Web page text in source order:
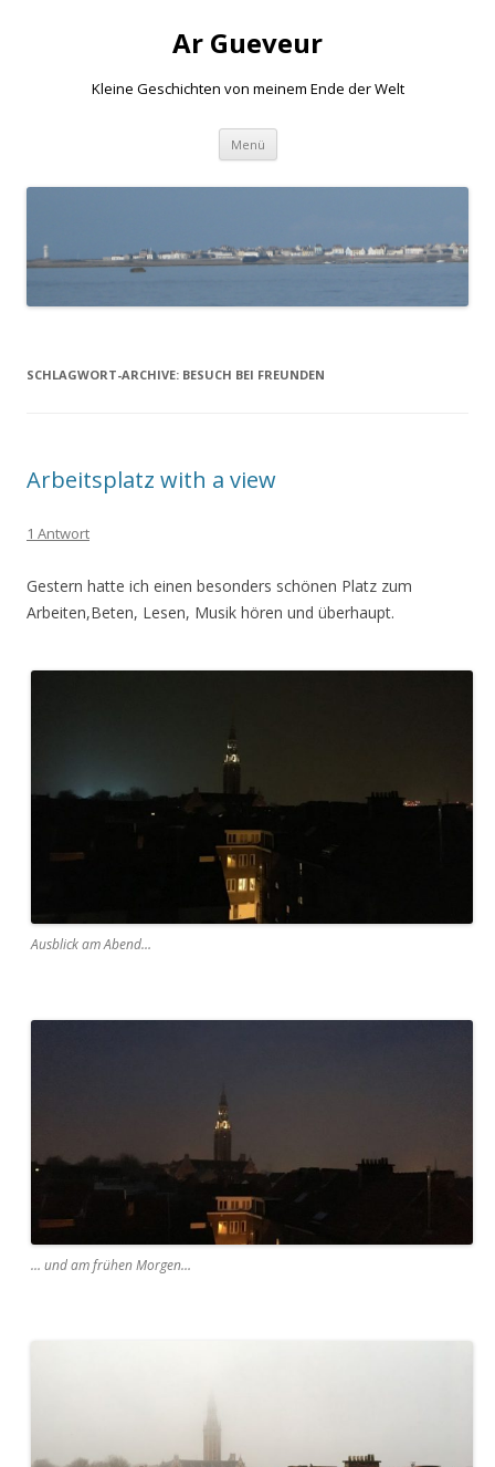
Ar Gueveur
Kleine Geschichten von meinem Ende der Welt
Menü Springe
Inhalt
SCHLAGWORT-ARCHIVE: BESUCH BEI FREUNDEN
Arbeitsplatz with a view
1 Antwort
Gestern hatte ich einen besonders schönen Platz zum
Arbeiten,Beten, Lesen, Musik hören und überhaupt.
Ausblick am Abend…
… und am frühen Morgen…